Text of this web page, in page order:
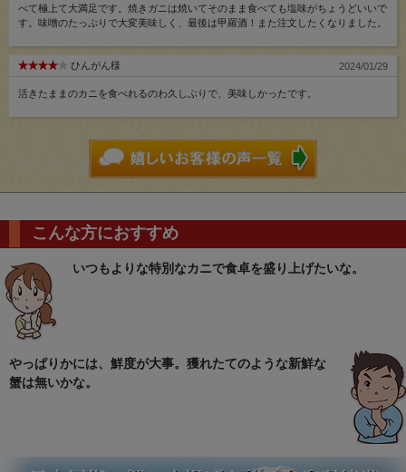
べて極上て大満足です。焼きガニは焼いてそのまま食べても塩味がちょうどいいで
す。味噌のたっぷりで大変美味しく、最後は甲羅酒！また注文したくなりました。
ひんがん様 2024/01/29
活きたままのカニを食べれるのわ久しぶりで、美味しかったです。
こんな方におすすめ
いつもよりな特別なカニで食卓を盛り上げたいな。
やっぱりかには、鮮度が大事。獲れたてのような新鮮な
蟹は無いかな。